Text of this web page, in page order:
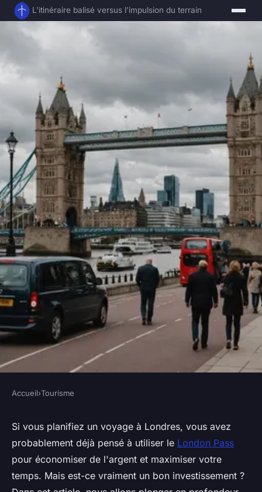
L'itinéraire balisé versus l'impulsion du terrain
Découvrez si le london pass
offre de réels bénéfices pour
londres
Accueil›Tourisme
Si vous planifiez un voyage à Londres, vous avez
probablement déjà pensé à utiliser le London Pass
pour économiser de l'argent et maximiser votre
temps. Mais est-ce vraiment un bon investissement ?